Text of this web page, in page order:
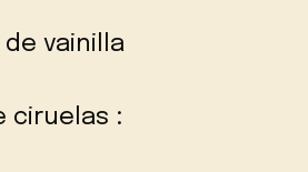
vainilla
ciruelas :